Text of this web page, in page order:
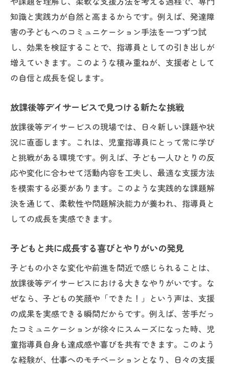
知識と実践力が自然と高まるからです。例えば、発達障
害の子どもへのコミュニケーション手法を一つずつ試
し、効果を検証することで、指導員としての引き出しが
増えていきます。このような積み重ねが、支援者として
の自信と成長を促します。
放課後等デイサービスで見つける新たな挑戦
放課後等デイサービスの現場では、日々新しい課題や状
況に直面します。これは、児童指導員にとって常に学び
と挑戦がある環境です。例えば、子ども一人ひとりの反
応や変化に合わせて活動内容を工夫し、最適な支援方法
を模索する必要があります。このような実践的な課題解
決を通じて、柔軟性や問題解決能力が養われ、指導員と
しての成長を実感できます。
子どもと共に成長する喜びとやりがいの発見
子どもの小さな変化や前進を間近で感じられることは、
放課後等デイサービスにおける大きなやりがいです。な
ぜなら、子どもの笑顔や「できた！」という声は、支援
の成果を実感できる瞬間だからです。例えば、苦手だっ
たコミュニケーションが徐々にスムーズになった時、児
童指導員自身も達成感や喜びを共有できます。このよう
な経験が、仕事へのモチベーションとなり、日々の支援